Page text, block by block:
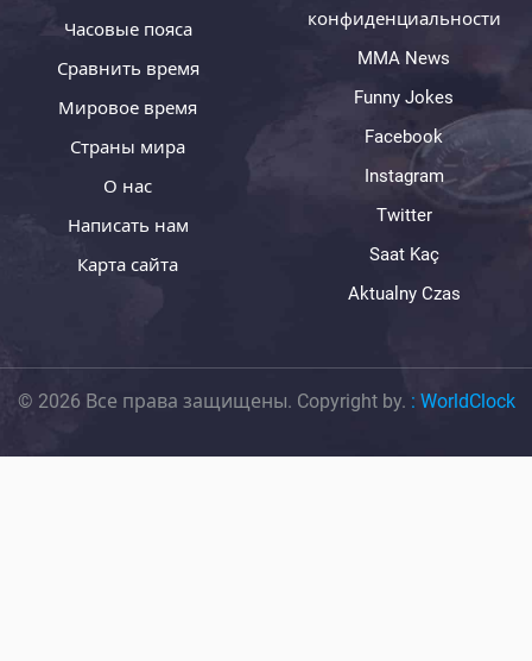
Часовые пояса
Сравнить время
Мировое время
Страны мира
О нас
Написать нам
Карта сайта
конфиденциальности
MMA News
Funny Jokes
Facebook
Instagram
Twitter
Saat Kaç
Aktualny Czas
© 2026 Все права защищены. Copyright by. : WorldClock